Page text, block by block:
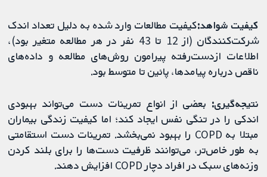
کیفیت شواهد:کیفیت مطالعات وارد شده به دلیل تعداد اندک
شرکت‌کنندگان (از 12 تا 43 نفر در هر مطالعه متغیر بود)،
اطلاعات ازدست‌رفته پیرامون روش‌های مطالعه و داده‌های
ناقص درباره پیامدها، پائین تا متوسط بود.
نتیجه‌گیری: بعضی از انواع تمرینات دست می‌تواند بهبودی
اندکی را در تنگی نفس ایجاد کند؛ اما کیفیت زندگی بیماران
مبتلا به COPD را بهبود نمی‌بخشد. تمرینات دست استقامتی
به طور خاص‌تر، می‌توانند ظرفیت دست‌ها را برای بلند کردن
وزنه‌های سبک در افراد دچار COPD افزایش دهند.